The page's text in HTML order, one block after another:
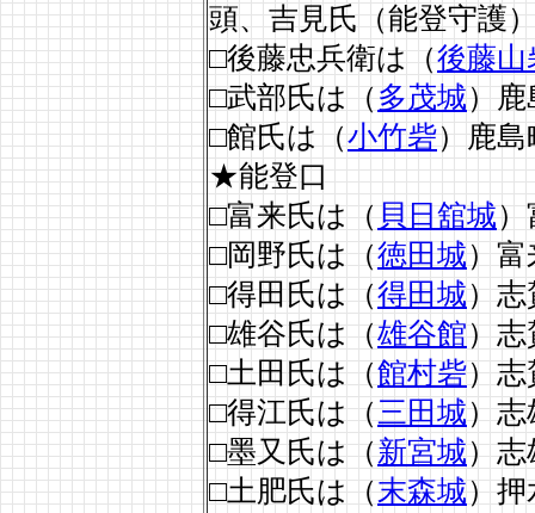
頭、吉見氏（能登守護
□後藤忠兵衛は（後藤山
□武部氏は（多茂城）鹿
□館氏は（小竹砦）鹿島
★能登口
□富来氏は（貝日舘城）
□岡野氏は（徳田城）富
□得田氏は（得田城）志
□雄谷氏は（雄谷館）志
□土田氏は（館村砦）志
□得江氏は（三田城）志
□墨又氏は（新宮城）志
□土肥氏は（末森城）押